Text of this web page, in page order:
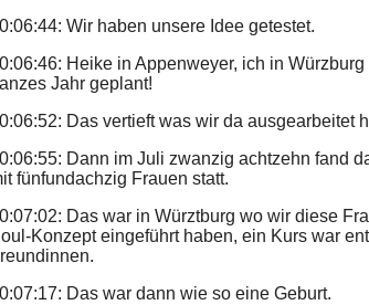
Wir haben unsere Idee getestet.
Heike in Appenweyer, ich in
Jahr geplant!
Das vertieft was wir da ausgearbeitet
Dann im Juli zwanzig achtzehn fand
fünfundachzig Frauen statt.
Das war in Würztburg wo wir diese
Konzept eingeführt haben, ein Kurs war
Das war dann wie so eine Geburt.